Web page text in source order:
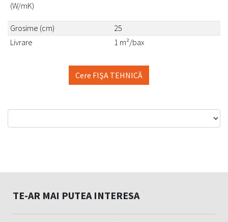
(W/mK)
Grosime (cm)
25
Livrare
1 m²/bax
Cere FIŞA TEHNICĂ
TE-AR MAI PUTEA INTERESA